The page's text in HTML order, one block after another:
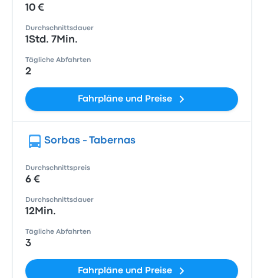
10 €
Durchschnittsdauer
1Std. 7Min.
Tägliche Abfahrten
2
Fahrpläne und Preise
Sorbas - Tabernas
Durchschnittspreis
6 €
Durchschnittsdauer
12Min.
Tägliche Abfahrten
3
Fahrpläne und Preise